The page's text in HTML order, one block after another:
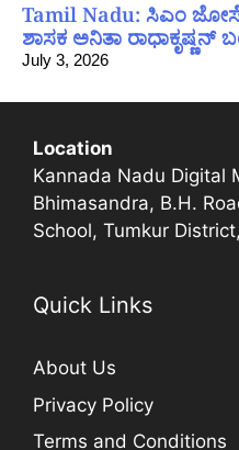
Tamil Nadu: ಸಿಎಂ
ಶಾಸಕ ಅನಿತಾ ರಾಧಾಕೃಷ್ಣನ್
July 3, 2026
Location
Kannada Nadu Digital
Bhimasandra, B.H.
School, Tumkur
Quick Links
About Us
Privacy Policy
Terms and Conditions